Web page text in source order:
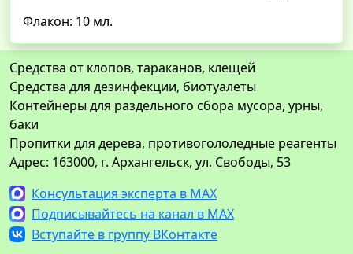
Флакон: 10 мл.
Средства от клопов, тараканов, клещей
Средства для дезинфекции, биотуалеты
Контейнеры для раздельного сбора мусора, урны,
баки
Пропитки для дерева, противогололедные реагенты
Адрес: 163000, г. Архангельск, ул. Свободы, 53
Консультация эксперта в MAX
Подписывайтесь на канал в MAX
Вступайте в группу ВКонтакте